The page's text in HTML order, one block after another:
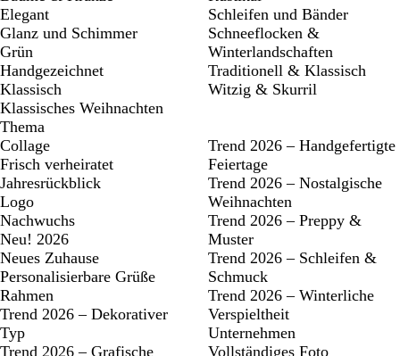
Elegant
Glanz und Schimmer
Grün
Handgezeichnet
Klassisch
Klassisches Weihnachten
Schleifen und Bänder
Schneeflocken &
Winterlandschaften
Traditionell & Klassisch
Witzig & Skurril
Thema
Collage
Frisch verheiratet
Jahresrückblick
Logo
Nachwuchs
Neu! 2026
Neues Zuhause
Personalisierbare Grüße
Rahmen
Trend 2026 – Dekorativer
Typ
Trend 2026 – Grafische
Trend 2026 – Handgefertigte
Feiertage
Trend 2026 – Nostalgische
Weihnachten
Trend 2026 – Preppy &
Muster
Trend 2026 – Schleifen &
Schmuck
Trend 2026 – Winterliche
Verspieltheit
Unternehmen
Vollständiges Foto